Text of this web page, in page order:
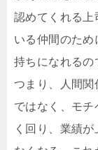
認めてくれる上
いる仲間のた
持ちになれるの
つまり、人間関
ではなく、モチ
く回り、業績